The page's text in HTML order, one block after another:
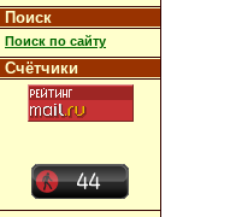
Поиск
Поиск по сайту
Счётчики